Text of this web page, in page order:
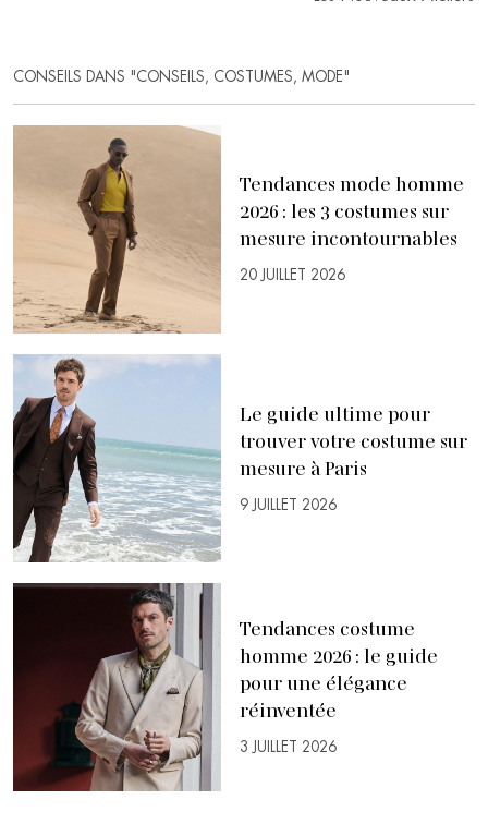
CONSEILS DANS "CONSEILS, COSTUMES, MODE"
Tendances mode homme
2026 : les 3 costumes sur
mesure incontournables
20 JUILLET 2026
Le guide ultime pour
trouver votre costume sur
mesure à Paris
9 JUILLET 2026
Tendances costume
homme 2026 : le guide
pour une élégance
réinventée
3 JUILLET 2026